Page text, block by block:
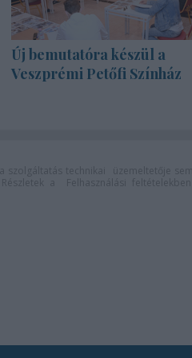
Új bemutatóra készül a
Veszprémi Petőfi Színház